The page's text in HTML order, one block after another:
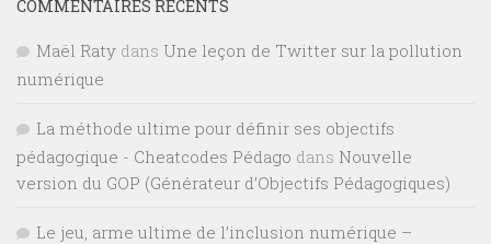
COMMENTAIRES RÉCENTS
Maël Raty dans Une leçon de Twitter sur la pollution
numérique
La méthode ultime pour définir ses objectifs
pédagogique - Cheatcodes Pédago dans Nouvelle
version du GOP (Générateur d’Objectifs Pédagogiques)
Le jeu, arme ultime de l’inclusion numérique –